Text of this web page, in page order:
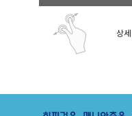
상